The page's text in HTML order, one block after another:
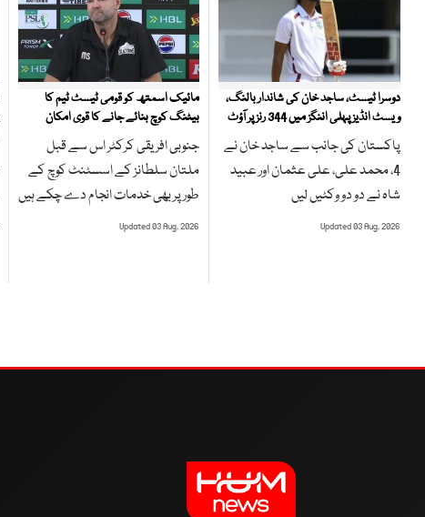
دوسرا ٹیسٹ، ساجد خان کی شاندار بالنگ،
ویسٹ انڈیز پہلی اننگز میں 344 رنز پر آؤٹ
پاکستان کی جانب سے ساجد خان نے
4، محمد علی، علی عثمان اور عبید
شاہ نے دو دو وکٹیں لیں
Updated 03 Aug, 2026
مائیک اسمتھ کو قومی ٹیسٹ ٹیم کا
بیٹنگ کوچ بنائے جانے کا قوی امکان
جنوبی افریقی کرکٹر اس سے قبل
ملتان سلطانز کے اسسٹنٹ کوچ کے
طور پر بھی خدمات انجام دے چکے ہیں
Updated 03 Aug, 2026